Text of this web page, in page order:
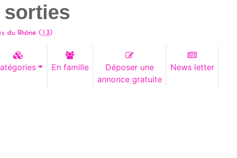
sorties
du Rhône (13)
En famille
Déposer une
annonce gratuite
News letter